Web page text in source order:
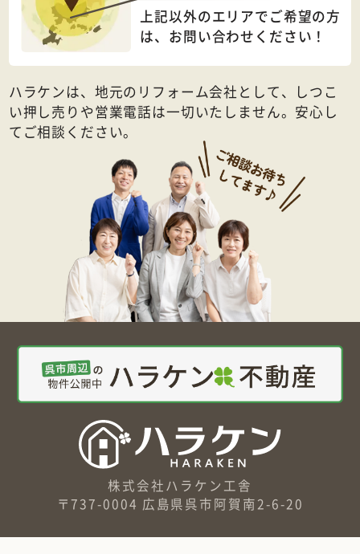
上記以外のエリアでご希望の方
は、 お問い合わせください！
ハラケンは、地元のリフォーム会社として、しつこ
い押し売りや営業電話は一切いたしません。安心し
てご相談ください。
株式会社ハラケン工舎
〒737-0004 広島県呉市阿賀南2-6-20